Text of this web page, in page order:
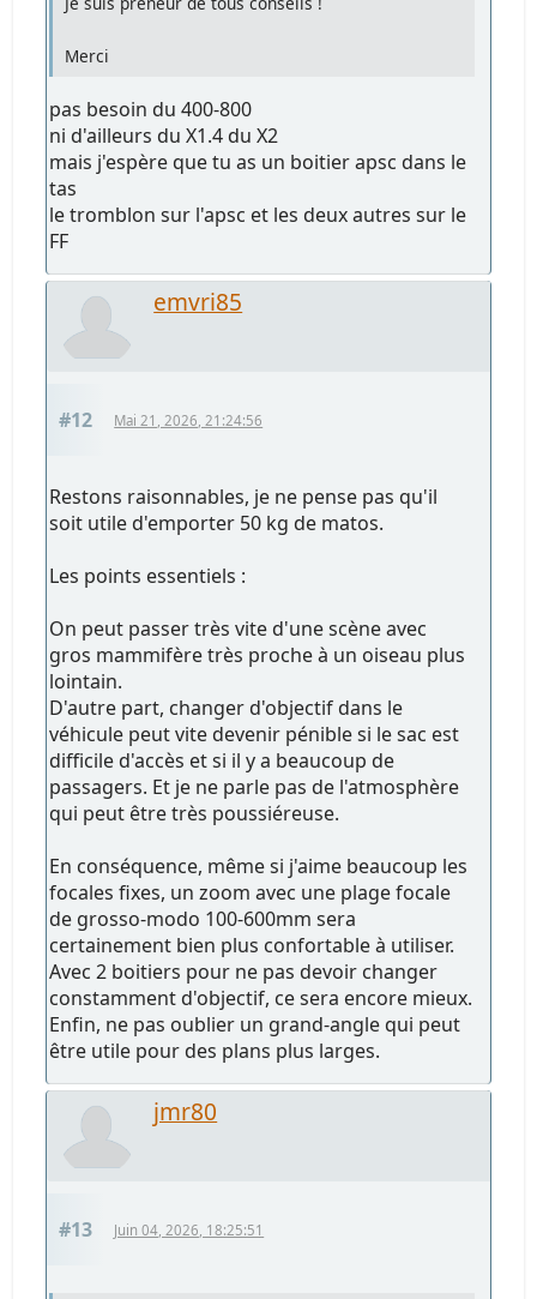
Merci
pas besoin du 400-800
ni d'ailleurs du X1.4 du X2
mais j'espère que tu as un boitier apsc dans le
tas
le tromblon sur l'apsc et les deux autres sur le
FF
emvri85
#12 Mai 21, 2026, 21:24:56
Restons raisonnables, je ne pense pas qu'il
soit utile d'emporter 50 kg de matos.
Les points essentiels :
On peut passer très vite d'une scène avec
gros mammifère très proche à un oiseau plus
lointain.
D'autre part, changer d'objectif dans le
véhicule peut vite devenir pénible si le sac est
difficile d'accès et si il y a beaucoup de
passagers. Et je ne parle pas de l'atmosphère
qui peut être très poussiéreuse.
En conséquence, même si j'aime beaucoup les
focales fixes, un zoom avec une plage focale
de grosso-modo 100-600mm sera
certainement bien plus confortable à utiliser.
Avec 2 boitiers pour ne pas devoir changer
constamment d'objectif, ce sera encore mieux.
Enfin, ne pas oublier un grand-angle qui peut
être utile pour des plans plus larges.
jmr80
#13 Juin 04, 2026, 18:25:51